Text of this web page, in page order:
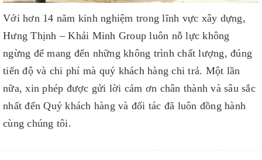
Với hơn 14 năm kinh nghiệm trong lĩnh vực xây dựng,
Hưng Thịnh – Khải Minh Group luôn nỗ lực không
ngừng để mang đến những không trình chất lượng, đúng
tiến độ và chi phí mà quý khách hàng chi trả. Một lần
nữa, xin phép được gửi lời cảm ơn chân thành và sâu sắc
nhất đến Quý khách hàng và đối tác đã luôn đồng hành
cùng chúng tôi.